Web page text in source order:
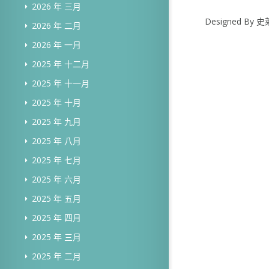
2026 年 三月
2026 年 二月
2026 年 一月
2025 年 十二月
2025 年 十一月
2025 年 十月
2025 年 九月
2025 年 八月
2025 年 七月
2025 年 六月
2025 年 五月
2025 年 四月
2025 年 三月
2025 年 二月
Designed By 史